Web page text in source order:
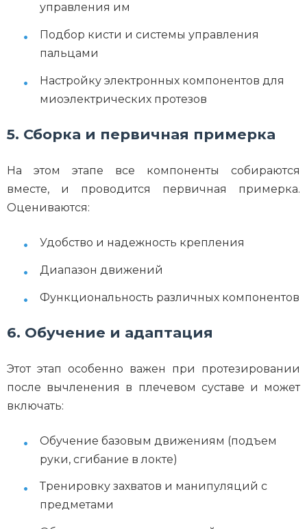
управления им
Подбор кисти и системы управления
пальцами
Настройку электронных компонентов для
миоэлектрических протезов
5. Сборка и первичная примерка
На этом этапе все компоненты собираются
вместе, и проводится первичная примерка.
Оцениваются:
Удобство и надежность крепления
Диапазон движений
Функциональность различных компонентов
6. Обучение и адаптация
Этот этап особенно важен при протезировании
после вычленения в плечевом суставе и может
включать:
Обучение базовым движениям (подъем
руки, сгибание в локте)
Тренировку захватов и манипуляций с
предметами